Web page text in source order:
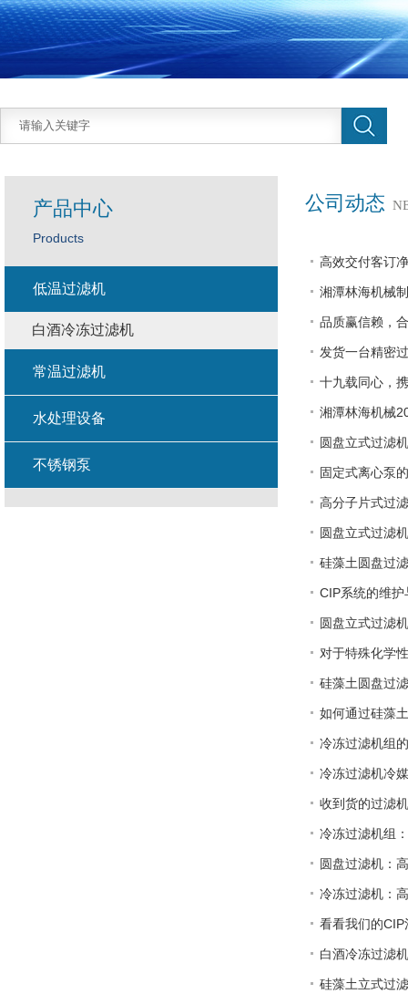
公司动态
高效交付客订
湘潭林海机械
品质赢信赖，
发货一台精密
十九载同心，
湘潭林海机械
圆盘立式过滤
固定式离心泵
高分子片式过
圆盘立式过滤
硅藻土圆盘过
CIP系统的维护
圆盘立式过滤
对于特殊化学
硅藻土圆盘过
如何通过硅藻
冷冻过滤机组
冷冻过滤机冷
收到货的过滤
冷冻过滤机组
圆盘过滤机：
冷冻过滤机：
看看我们的
白酒冷冻过滤
硅藻土立式过
产品中心
Products
低温过滤机
白酒冷冻过滤机
常温过滤机
水处理设备
不锈钢泵